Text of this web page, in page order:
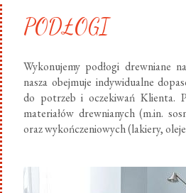
PODŁOGI
Wykonujemy podłogi drewniane
nasza obejmuje indywidualne
do potrzeb i oczekiwań Klienta.
materiałów drewnianych (m.in.
oraz wykończeniowych (lakiery,